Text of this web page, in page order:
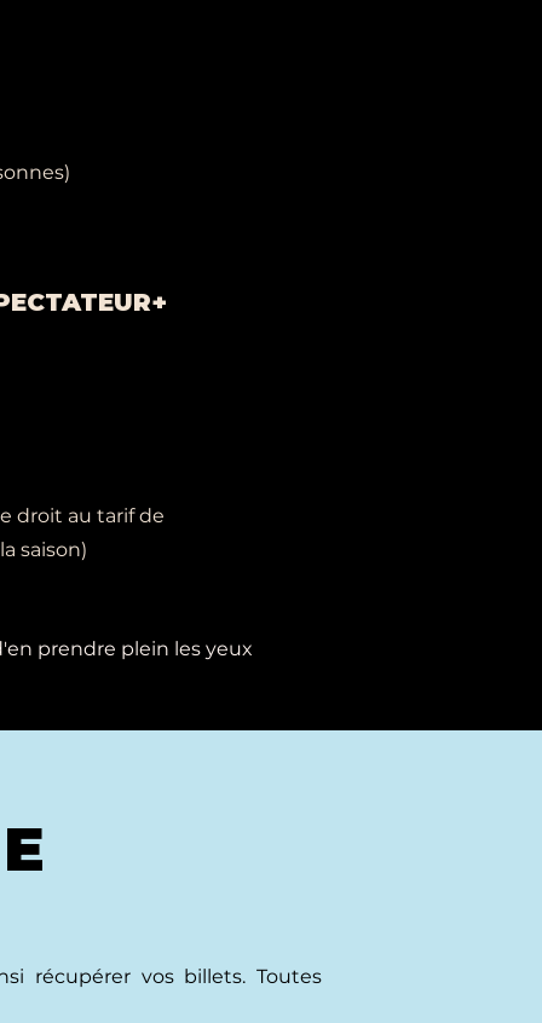
droit au tarif de
saison)
prendre plein les yeux
récupérer vos billets. Toutes